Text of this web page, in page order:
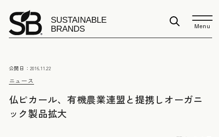
Menu
ニュース
公開日： 2016.11.22
仏ピカール、有機農業連盟と提携しオーガニ
ック製品拡大